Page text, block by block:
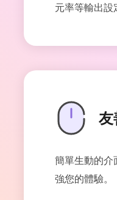
元率等輸出設
簡單生動的介
強您的體驗。